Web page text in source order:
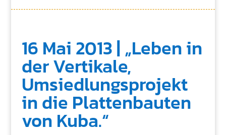
16 Mai 2013 | „Leben in
der Vertikale,
Umsiedlungsprojekt
in die Plattenbauten
von Kuba.“